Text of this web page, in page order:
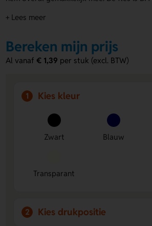
gerecycled materiaal. Kies uit verschillende
(rondom in full colour) en/of een
Bestel snel jouw Senga Grs Rpet
een offerte op.
Drinkfles
Duurzaam materiaal:
Gemaakt van
80% gerecycled materiaal, goed voor
Gemakkelijk te personaliseren:
Laat
Gebruiksvriendelijk ontwerp:
+ Lees meer
Bereken mijn prijs
Al vanaf€ 1,39 per stuk (excl. BTW)
1 Kies kleur
Zwart Blauw
Transparant
2 Kies drukpositie